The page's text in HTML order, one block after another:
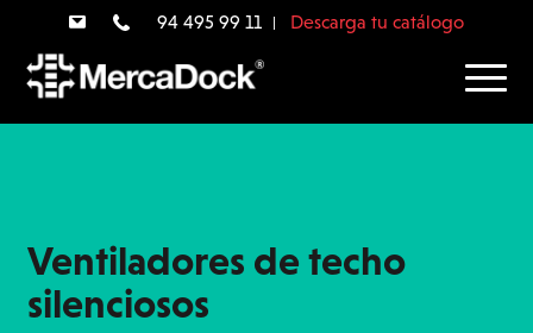
94 495 99 11 Descarga tu catálogo
Ventiladores de techo
silenciosos